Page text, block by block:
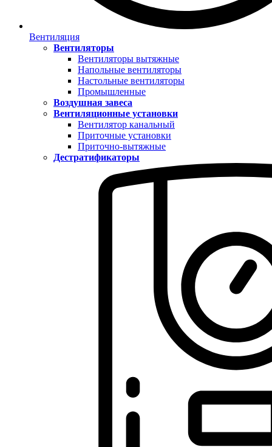
Вентиляция
Вентиляторы
Вентиляторы вытяжные
Напольные вентиляторы
Настольные вентиляторы
Промышленные
Воздушная завеса
Вентиляционные установки
Вентилятор канальный
Приточные установки
Приточно-вытяжные
Дестратификаторы